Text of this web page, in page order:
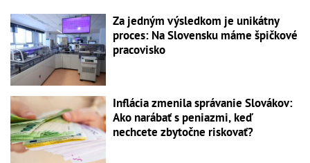
Za jedným výsledkom je unikátny
proces: Na Slovensku máme špičkové
pracovisko
Inflácia zmenila správanie Slovákov:
Ako narábať s peniazmi, keď
nechcete zbytočne riskovať?